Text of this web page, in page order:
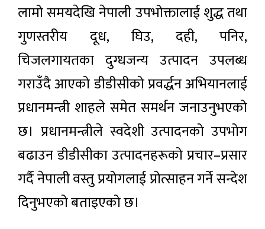
लामो समयदेखि नेपाली उपभोक्तालाई शुद्ध तथा
गुणस्तरीय दूध, घिउ, दही, पनिर,
चिजलगायतका दुग्धजन्य उत्पादन उपलब्ध
गराउँदै आएको डीडीसीको प्रवर्द्धन अभियानलाई
प्रधानमन्त्री शाहले समेत समर्थन जनाउनुभएको
छ। प्रधानमन्त्रीले स्वदेशी उत्पादनको उपभोग
बढाउन डीडीसीका उत्पादनहरूको प्रचार–प्रसार
गर्दै नेपाली वस्तु प्रयोगलाई प्रोत्साहन गर्ने सन्देश
दिनुभएको बताइएको छ।